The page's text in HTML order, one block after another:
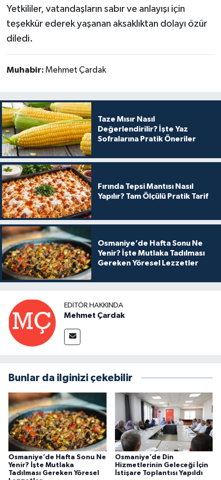
Yetkililer, vatandaşların sabır ve anlayışı için
teşekkür ederek yaşanan aksaklıktan dolayı özür
diledi.
Muhabir: Mehmet Çardak
Taze Mısır Nasıl
Değerlendirilir? İşte Yaz
Sofralarına Pratik Öneriler
Fırında Tepsi Mantısı Nasıl
Yapılır? Tam Ölçülü Pratik Tarif
Osmaniye’de Hafta Sonu Ne
Yenir? İşte Mutlaka Tadılması
Gereken Yöresel Lezzetler
EDITÖR HAKKINDA
Mehmet Çardak
Bunlar da ilginizi çekebilir
Osmaniye’de Hafta Sonu Ne
Yenir? İşte Mutlaka
Tadılması Gereken Yöresel
Osmaniye’de Din
Hizmetlerinin Geleceği İçin
İstişare Toplantısı Yapıldı